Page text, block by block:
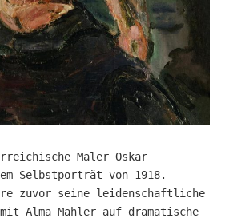
Maler Oskar
Selbstporträt von 1918.
zuvor seine leidenschaftliche
Alma Mahler auf dramatische